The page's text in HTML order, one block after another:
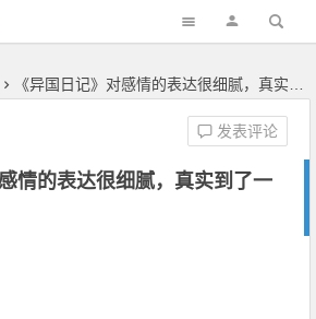
《异国日记》对感情的表达很细腻，真实到了一种恐怖的程度
情的表达很细腻，真实到了一
发表评论